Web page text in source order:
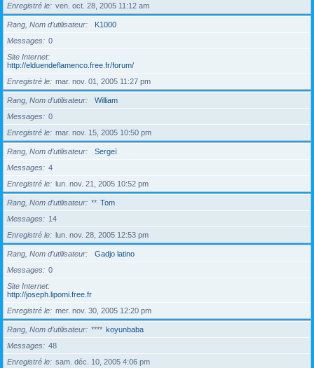
Enregistré le
ven. oct. 28, 2005 11:12 am
Rang, Nom d’utilisateur
K1000
Messages
0
Site Internet
http://elduendeflamenco.free.fr/forum/
Enregistré le
mar. nov. 01, 2005 11:27 pm
Rang, Nom d’utilisateur
William
Messages
0
Enregistré le
mar. nov. 15, 2005 10:50 pm
Rang, Nom d’utilisateur
Sergeï
Messages
4
Enregistré le
lun. nov. 21, 2005 10:52 pm
Rang, Nom d’utilisateur ** Tom
Messages
14
Enregistré le
lun. nov. 28, 2005 12:53 pm
Rang, Nom d’utilisateur
Gadjo latino
Messages
0
Site Internet
http://joseph.lipomi.free.fr
Enregistré le
mer. nov. 30, 2005 12:20 pm
Rang, Nom d’utilisateur **** koyunbaba
Messages
48
Enregistré le
sam. déc. 10, 2005 4:06 pm